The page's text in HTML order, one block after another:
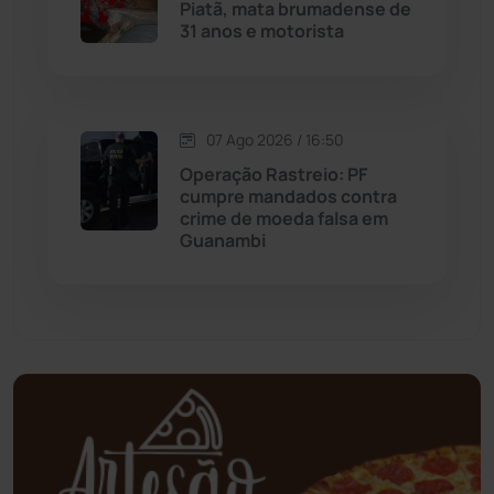
Mortugaba (31)
Oliveira dos Brejinhos
Palmas de Monte Alto (262)
Piripá (90)
Planalto
Piatã, mata brumadense de
31 anos e motorista
07 Ago 2026 / 16:50
Operação Rastreio: PF
cumpre mandados contra
crime de moeda falsa em
Guanambi